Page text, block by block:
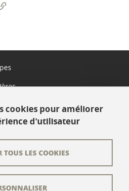
Facebook
sur LinkedIn
cookies pour améliorer
d'utilisateur
TOUS LES COOKIES